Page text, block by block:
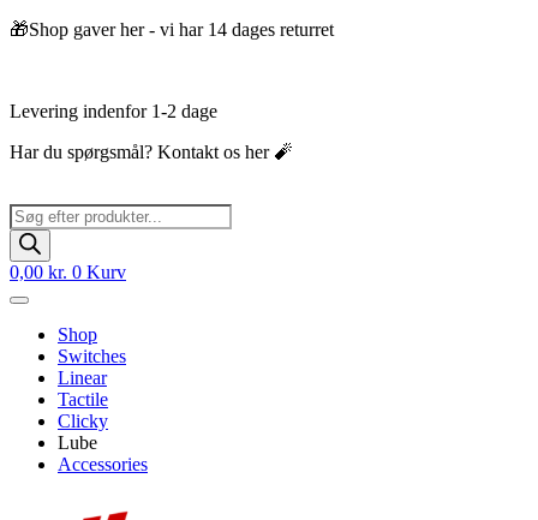
Videre
🎁Shop gaver her - vi har 14 dages returret
Levering indenfor 1-2 dage
Har du spørgsmål? Kontakt os her 🧨
Products
search
0,00 kr. 0 Kurv
Shop
Switches
Linear
Tactile
Clicky
Lube
Accessories